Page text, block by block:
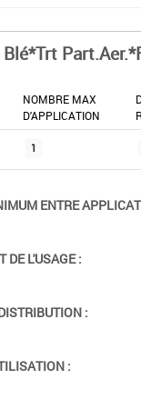
Blé*Trt
NOMBRE MAX
D'APPLICATION
1
ENTRE
DE L'USAGE :
:
: